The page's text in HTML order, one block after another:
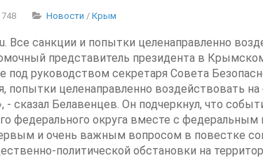
748 Новости / Крым
Все санкции и попытки целенаправленно
представитель президента в
руководством секретаря Совета
попытки целенаправленно воздействовать
- сказал Белавенцев. Он подчеркнул, что
федерального округа вместе с
и очень важным вопросом в повестке
политической обстановки на